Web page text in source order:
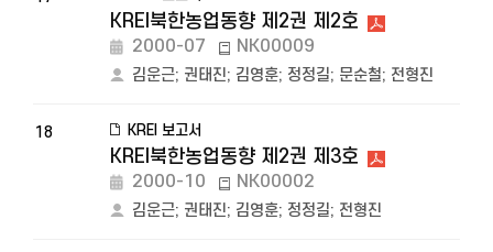
KREI북한농업동향 제2권 제2호
2000-07 NK00009
김운근; 권태진; 김영훈; 정정길; 문순철; 전형진
18 KREI 보고서
KREI북한농업동향 제2권 제3호
2000-10 NK00002
김운근; 권태진; 김영훈; 정정길; 전형진